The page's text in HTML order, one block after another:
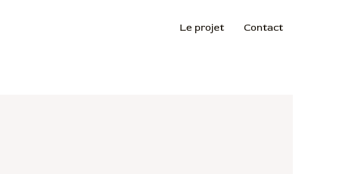
Le projet Contact